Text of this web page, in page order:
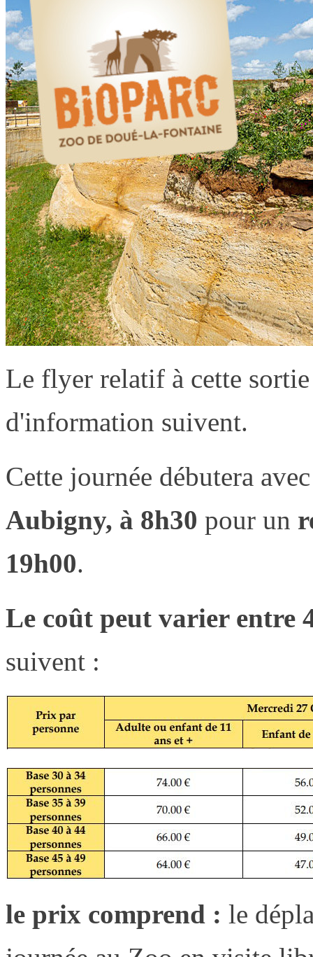
Le flyer relatif à cette sortie
d'information suivent.
Cette journée débutera
Aubigny, à 8h30 pour un
19h00.
Le coût peut varier entre
suivent :
le prix comprend : le